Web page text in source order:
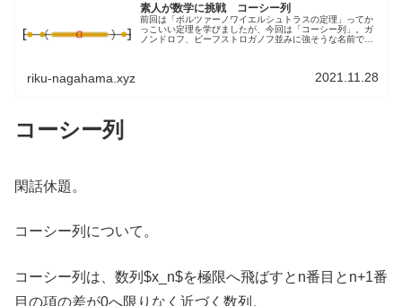
素人が数学に挑戦 コーシー列
前回は「ボルツァーノワイエルシュトラスの定理」ってか
っこいい定理を学びましたが、今回は「コーシー列」。ガ
ノンドロフ、ビーフストロガノフ並みに強そうな名前で
riku-nagahama.xyz 2021.11.28
コーシー列
閑話休題。
コーシー列について。
コーシー列は、数列$x_n$を極限へ飛ばすとn番目とn+1番
目の項の差が0へ限りなく近づく数列。